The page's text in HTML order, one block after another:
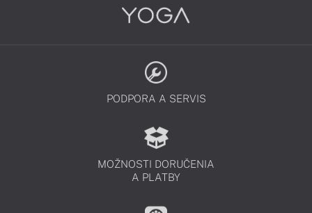
PODPORA A SERVIS
MOŽNOSTI DORUČENIA
A PLATBY